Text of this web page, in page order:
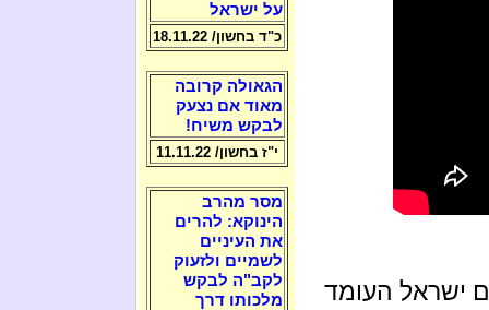
ישראל העומד
על ישראל
כ"ד בחשון/ 18.11.22
הגאולה קרובה
מאוד אם נצעק
לבקש משיח!
י"ז בחשון/ 11.11.22
מסר מהרב
הינוקא: להרים
את העיניים
לשמיים ולזעוק
לקב"ה לבקש
מלכותו דרך